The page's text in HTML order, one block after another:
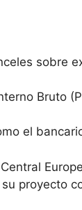
sobre
Bruto
el
proyecto